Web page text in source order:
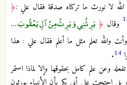
لا نورث ما تركناه صدقة فقال علي :﴿
وقال ﴿ يَرِثُنِي وَيَرِثُ مِنْ آلِ يَعْقُوبَ ...
والله تعلم مثل ما أعلم فقال علي : هذا
14
.
وعن علم كامل بحقوقها وإلا لماذا استمر